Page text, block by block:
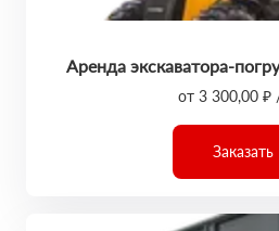
Аренда экскаватора-
от 3 300,00 ₽
Заказать